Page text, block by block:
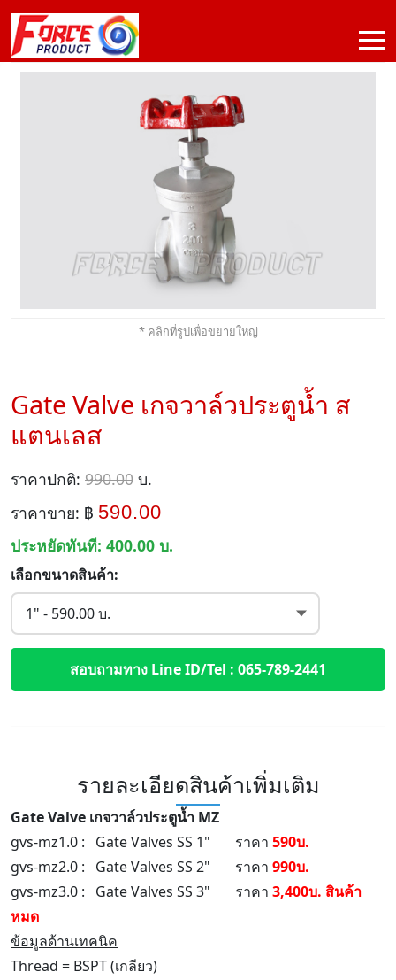
* คลิกที่รูปเพื่อขยายใหญ่
Gate Valve เกจวาล์วประตูน้ำ ส
แตนเลส
ราคาปกติ: 990.00 บ.
ราคาขาย: ฿ 590.00
ประหยัดทันที: 400.00 บ.
เลือกขนาดสินค้า:
สอบถามทาง Line ID/Tel : 065-789-2441
รายละเอียดสินค้าเพิ่มเติม
Gate Valve เกจวาล์วประตูน้ำ MZ
gvs-mz1.0 : Gate Valves SS 1" ราคา 590บ.
gvs-mz2.0 : Gate Valves SS 2" ราคา 990บ.
gvs-mz3.0 : Gate Valves SS 3" ราคา 3,400บ. สินค้า
หมด
ข้อมูลด้านเทคนิค
Thread = BSPT (เกลียว)